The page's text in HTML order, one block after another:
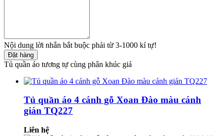
Nội dung lời nhắn bắt buộc phải từ 3-1000 kí tự!
Đặt hàng
Tủ quần áo tương tự cùng phân khúc giá
Tủ quần áo 4 cánh gỗ Xoan Đào màu cánh
gián TQ227
Liên hệ